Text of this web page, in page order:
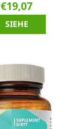
€19,07
SIEHE